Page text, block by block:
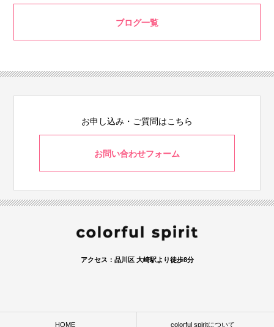
ブログ一覧
お申し込み・ご質問はこちら
お問い合わせフォーム
アクセス：品川区 大崎駅より徒歩8分
HOME colorful spiritについて